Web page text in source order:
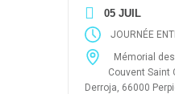
d’Algérie des
pour thèmes les
guerre
disparitions
mars 1962, 5
05 JUIL
JOURNÉE
Mémorial
Couvent Saint
Derroja, 66000